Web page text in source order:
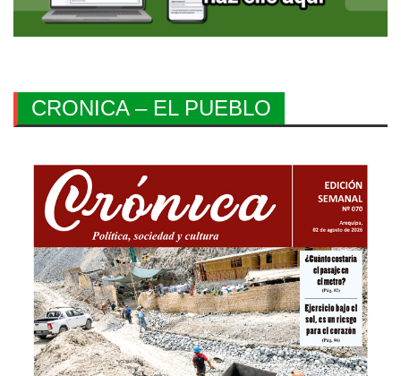
CRONICA – EL PUEBLO